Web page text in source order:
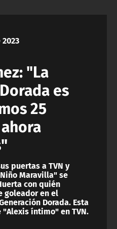
"La
es
25
puertas a TVN y
Maravilla" se
con quién
goleador en el
Dorada. Esta
íntimo" en TVN.